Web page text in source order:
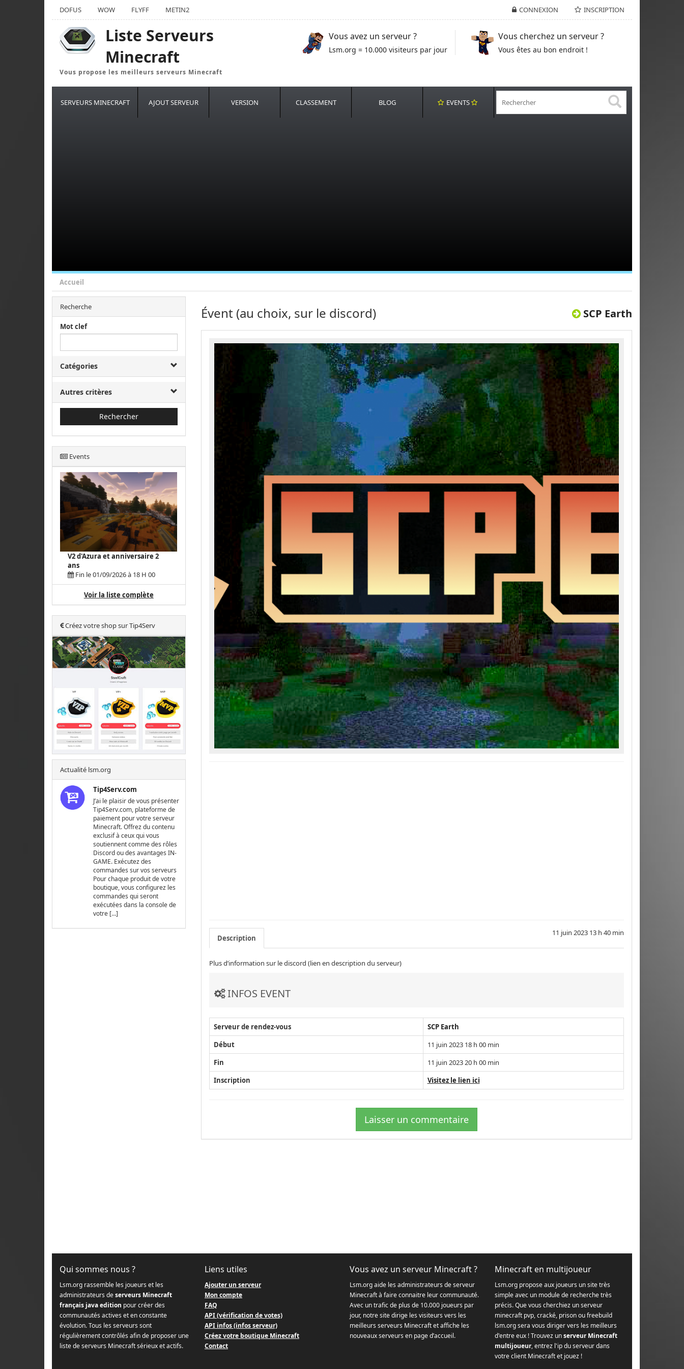
CONNEXION INSCRIPTION
DOFUS WOW FLYFF METIN2
Liste Serveurs
Minecraft
Vous propose les meilleurs serveurs Minecraft
Vous avez un serveur ?
Lsm.org = 10.000 visiteurs par jour
Vous cherchez un serveur ?
Vous êtes au bon endroit !
SERVEURS MINECRAFT AJOUT SERVEUR VERSION CLASSEMENT BLOG EVENTS
Accueil
Recherche
Mot clef
Catégories
Autres critères
Rechercher
Events
V2 d'Azura et anniversaire 2
ans
Fin le 01/09/2026 à 18 H 00
Voir la liste complète
Créez votre shop sur Tip4Serv
Actualité lsm.org
Tip4Serv.com
J’ai le plaisir de vous présenter
Tip4Serv.com, plateforme de
paiement pour votre serveur
Minecraft. Offrez du contenu
exclusif à ceux qui vous
soutiennent comme des rôles
Discord ou des avantages IN-
GAME. Exécutez des
commandes sur vos serveurs
Pour chaque produit de votre
boutique, vous configurez les
commandes qui seront
exécutées dans la console de
votre […]
SCP Earth
Évent (au choix, sur le discord)
11 juin 2023 13 h 40 min
Description
Plus d’information sur le discord (lien en description du serveur)
INFOS EVENT
Serveur de rendez-vous
SCP Earth
Début
11 juin 2023 18 h 00 min
Fin
11 juin 2023 20 h 00 min
Inscription
Visitez le lien ici
Laisser un commentaire
Qui sommes nous ?
Lsm.org rassemble les joueurs et les
administrateurs deserveurs Minecraft
français java edition pour créer des
communautés actives et en constante
évolution. Tous les serveurs sont
régulièrement contrôlés afin de proposer une
liste de serveurs Minecraft sérieux et actifs.
Liens utiles
Ajouter un serveur
Mon compte
FAQ
API (vérification de votes)
API infos (infos serveur)
Créez votre boutique Minecraft
Contact
Vous avez un serveur Minecraft ?
Lsm.org aide les administrateurs de serveur
Minecraft à faire connaitre leur communauté.
Avec un trafic de plus de 10.000 joueurs par
jour, notre site dirige les visiteurs vers les
meilleurs serveurs Minecraft et affiche les
nouveaux serveurs en page d’accueil.
Minecraft en multijoueur
Lsm.org propose aux joueurs un site très
simple avec un module de recherche très
précis. Que vous cherchiez un serveur
minecraft pvp, cracké, prison ou freebuild
lsm.org sera vous diriger vers les meilleurs
d'entre eux ! Trouvez unserveur Minecraft
multijoueur, entrez l'ip du serveur dans
votre client Minecraft et jouez !